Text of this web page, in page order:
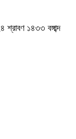
১৪৩৩ বঙ্গাব্দ